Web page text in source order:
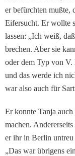
er befürchten mußte,
Eifersucht. Er wollte
lassen: „Ich weiß,
brechen. Aber sie
oder dem Typ von V.
und das werde ich
war also auch für
Er konnte Tanja
machen.
er ihr in Berlin untreu
„Das war übrigens